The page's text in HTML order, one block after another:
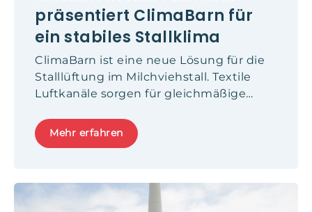
präsentiert ClimaBarn für
ein stabiles Stallklima
ClimaBarn ist eine neue Lösung für die
Stalllüftung im Milchviehstall. Textile
Luftkanäle sorgen für gleichmäßige
Hitzestress nachhaltig.
Mehr erfahren